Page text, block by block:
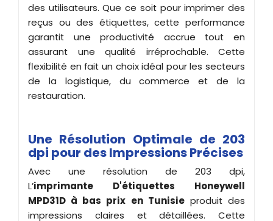
des utilisateurs. Que ce soit pour imprimer des
reçus ou des étiquettes, cette performance
garantit une productivité accrue tout en
assurant une qualité irréprochable. Cette
flexibilité en fait un choix idéal pour les secteurs
de la logistique, du commerce et de la
restauration.
Une Résolution Optimale de 203
dpi pour des Impressions Précises
Avec une résolution de 203 dpi,
L’imprimante D'étiquettes
Honeywell
MPD31D à bas prix en Tunisieproduit des
impressions claires et détaillées. Cette